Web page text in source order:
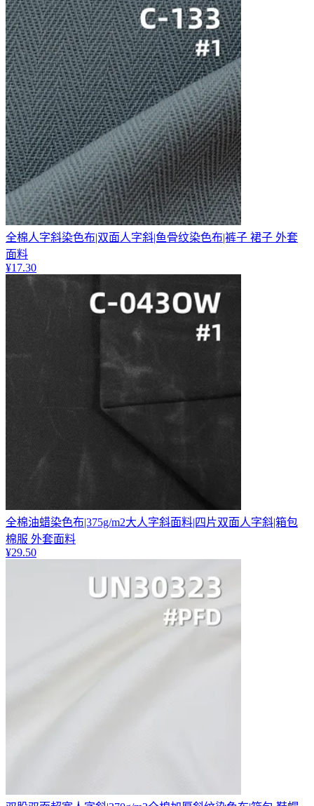
全棉人字斜染色布|双面人字斜|鱼骨纹染色布|裤子 裙子 外套
面料
¥17.30
全棉油蜡染色布|375g/m2大人字斜面料|四片双面人字斜|箱包
棉服 外套面料
¥29.50